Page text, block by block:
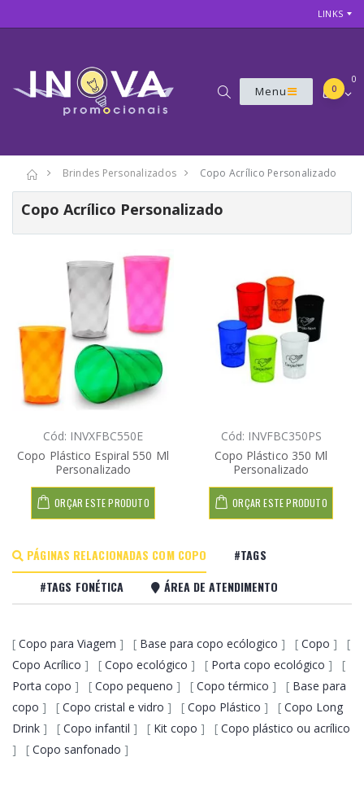
LINKS
Menu
0
0
Brindes Personalizados Copo Acrílico Personalizado
Copo Acrílico Personalizado
Cód: INVXFBC550E
Copo Plástico Espiral 550 Ml
Personalizado
ORÇAR ESTE PRODUTO
Cód: INVFBC350PS
Copo Plástico 350 Ml
Personalizado
ORÇAR ESTE PRODUTO
PÁGINAS RELACIONADAS COM COPO
#TAGS
#TAGS FONÉTICA
ÁREA DE ATENDIMENTO
[ Copo para Viagem ] [ Base para copo ecólogico ] [ Copo ] [
Copo Acrílico ] [ Copo ecológico ] [ Porta copo ecológico ] [
Porta copo ] [ Copo pequeno ] [ Copo térmico ] [ Base para
copo ] [ Copo cristal e vidro ] [ Copo Plástico ] [ Copo Long
Drink ] [ Copo infantil ] [ Kit copo ] [ Copo plástico ou acrílico
] [ Copo sanfonado ]